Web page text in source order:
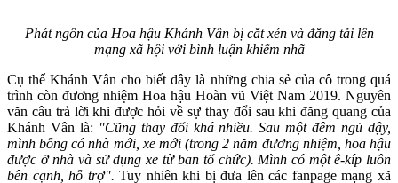
Phát ngôn của Hoa hậu Khánh Vân bị cắt xén và đăng tải lên
mạng xã hội với bình luận khiếm nhã
Cụ thể Khánh Vân cho biết đây là những chia sẻ của cô trong quá
trình còn đương nhiệm Hoa hậu Hoàn vũ Việt Nam 2019. Nguyên
văn câu trả lời khi được hỏi về sự thay đổi sau khi đăng quang của
Khánh Vân là: "Cũng thay đổi khá nhiều. Sau một đêm ngủ dậy,
mình bỗng có nhà mới, xe mới (trong 2 năm đương nhiệm, hoa hậu
được ở nhà và sử dụng xe từ ban tổ chức). Mình có một ê-kíp luôn
bên cạnh, hỗ trợ". Tuy nhiên khi bị đưa lên các fanpage mạng xã